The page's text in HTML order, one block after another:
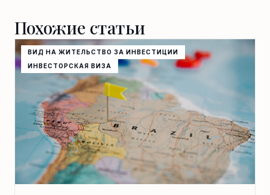
Похожие статьи
ВИД НА ЖИТЕЛЬСТВО ЗА ИНВЕСТИЦИИ
ИНВЕСТОРСКАЯ ВИЗА